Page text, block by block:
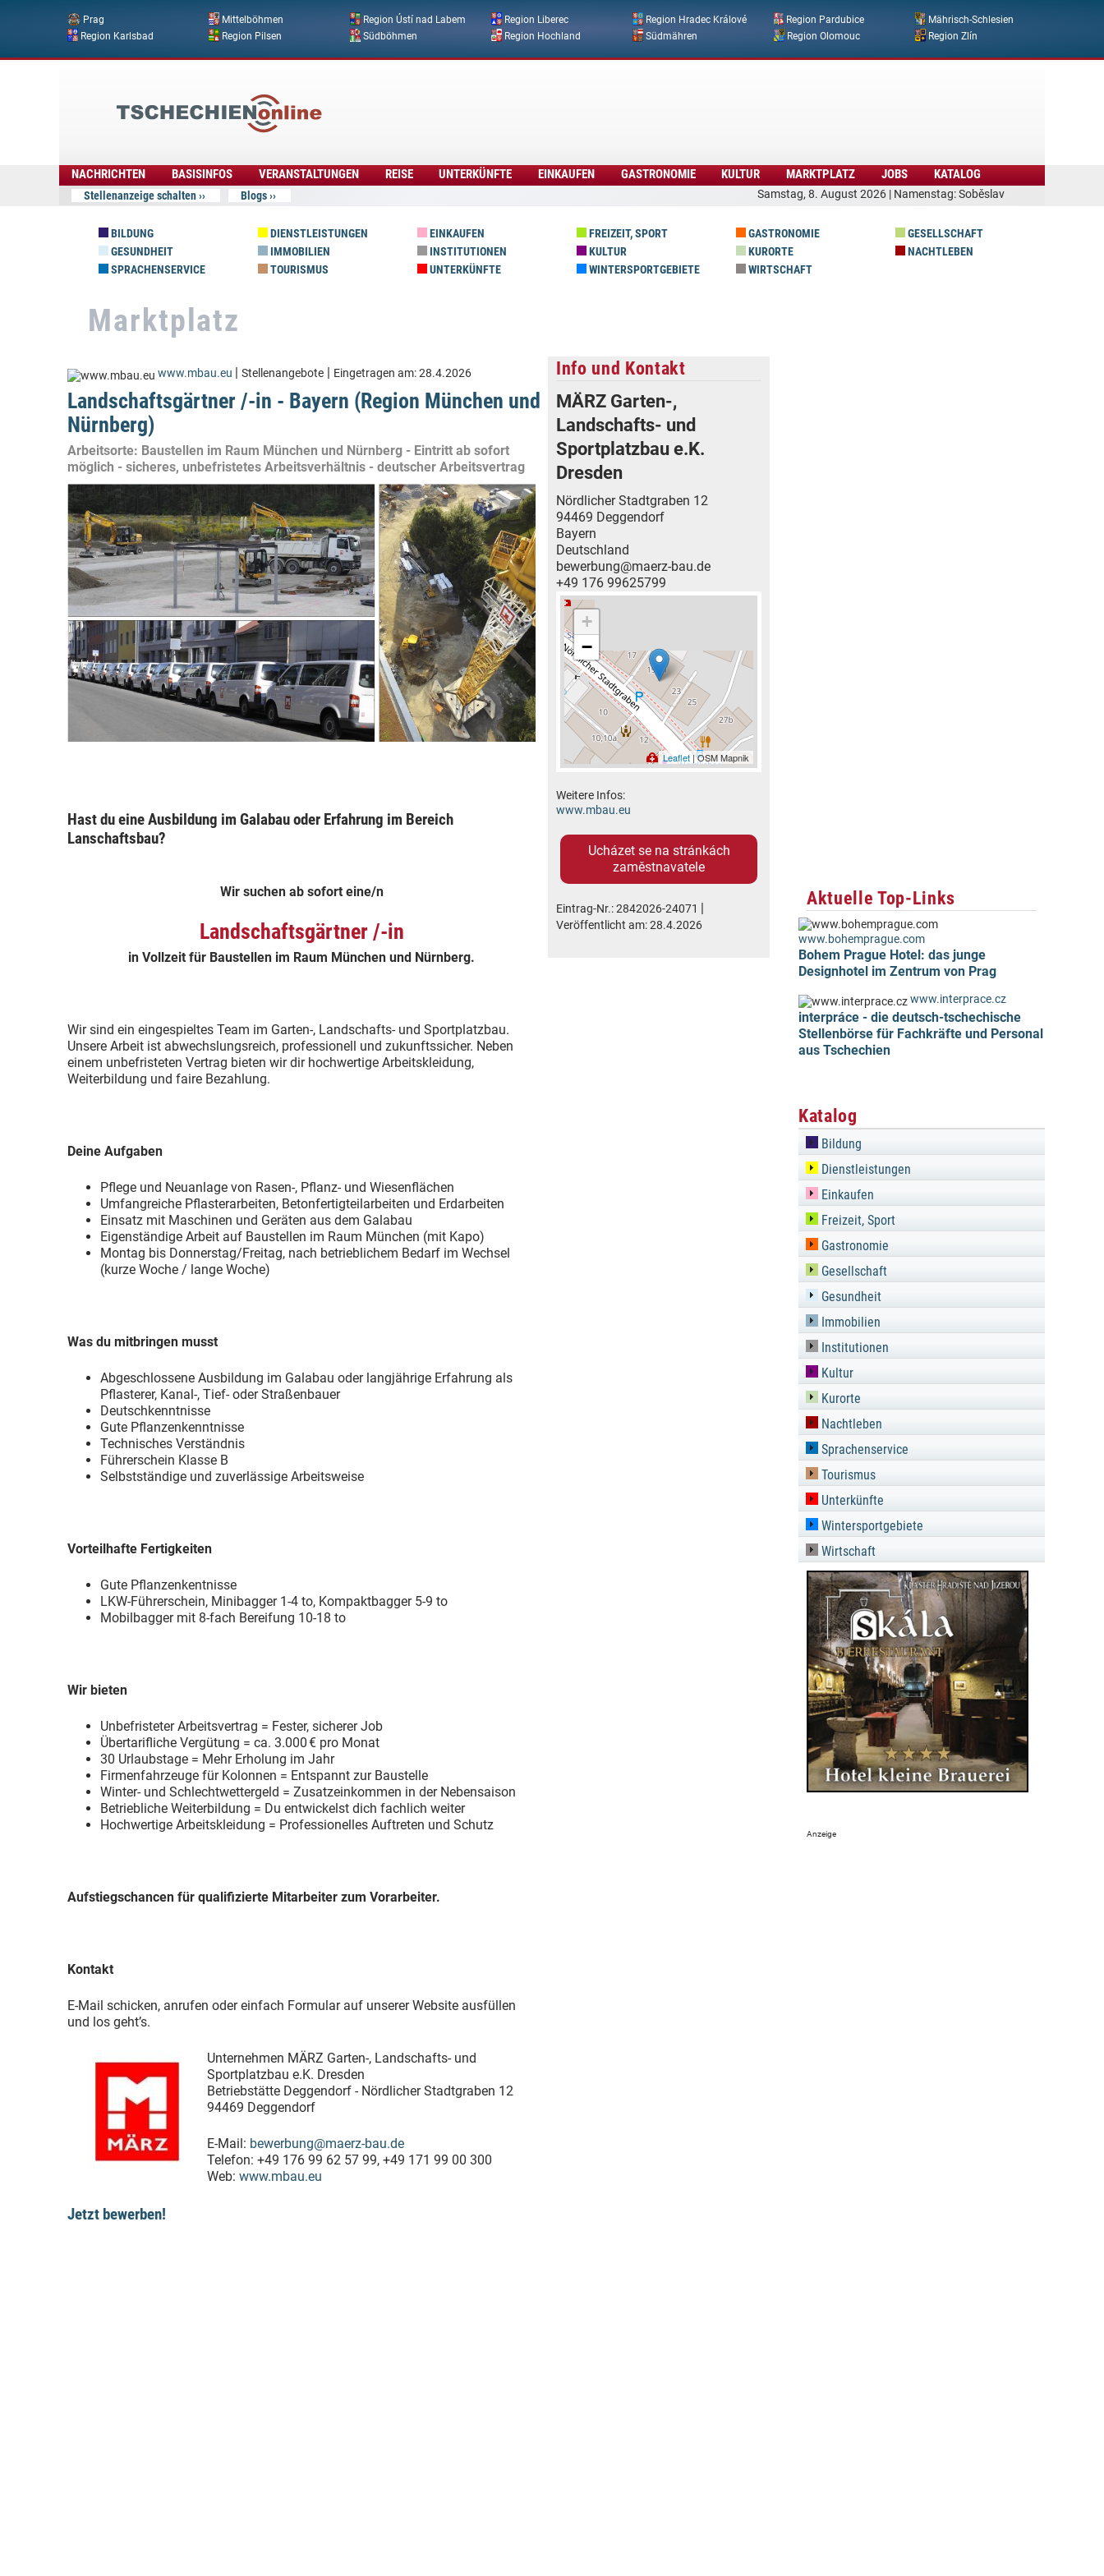
Direkt zum Inhalt
Prag Mittelböhmen Region Ústí nad Labem Region Liberec Region Hradec Králové Region Pardubice
Mährisch-Schlesien
Region Karlsbad
Region Pilsen Südböhmen Region Hochland Südmähren Region Olomouc Region Zlín
Samstag, 8. August 2026 | Namenstag: Soběslav
Online
NACHRICHTEN BASISINFOS VERANSTALTUNGEN REISE UNTERKÜNFTE EINKAUFEN GASTRONOMIE KULTUR MARKTPLATZ JOBS KATALOG
Stellenanzeige schalten Blogs
BILDUNG DIENSTLEISTUNGEN EINKAUFEN FREIZEIT, SPORT GASTRONOMIE
GESELLSCHAFT
GESUNDHEIT
IMMOBILIEN INSTITUTIONEN KULTUR KURORTE
NACHTLEBEN
SPRACHENSERVICE
TOURISMUS UNTERKÜNFTE WINTERSPORTGEBIETE WIRTSCHAFT
Marktplatz
www.mbau.eu | Stellenangebote | Eingetragen am:28.4.2026
Landschaftsgärtner /-in - Bayern (Region München und
Nürnberg)
Arbeitsorte: Baustellen im Raum München und Nürnberg - Eintritt ab sofort
möglich - sicheres, unbefristetes Arbeitsverhältnis - deutscher Arbeitsvertrag
Hast du eine Ausbildung im Galabau oder Erfahrung im Bereich
Lanschaftsbau?
Wir suchen ab sofort eine/n
Landschaftsgärtner /-in
in Vollzeit für Baustellen im Raum München und Nürnberg.
Wir sind ein eingespieltes Team im Garten-, Landschafts- und Sportplatzbau.
Unsere Arbeit ist abwechslungsreich, professionell und zukunftssicher. Neben
einem unbefristeten Vertrag bieten wir dir hochwertige Arbeitskleidung,
Weiterbildung und faire Bezahlung.
Deine Aufgaben
Pflege und Neuanlage von Rasen-, Pflanz- und Wiesenflächen
Umfangreiche Pflasterarbeiten, Betonfertigteilarbeiten und Erdarbeiten
Einsatz mit Maschinen und Geräten aus dem Galabau
Eigenständige Arbeit auf Baustellen im Raum München (mit Kapo)
Montag bis Donnerstag/Freitag, nach betrieblichem Bedarf im Wechsel
(kurze Woche / lange Woche)
Was du mitbringen musst
Abgeschlossene Ausbildung im Galabau oder langjährige Erfahrung als
Pflasterer, Kanal-, Tief- oder Straßenbauer
Deutschkenntnisse
Gute Pflanzenkenntnisse
Technisches Verständnis
Führerschein Klasse B
Selbstständige und zuverlässige Arbeitsweise
Vorteilhafte Fertigkeiten
Gute Pflanzenkentnisse
LKW-Führerschein, Minibagger 1-4 to, Kompaktbagger 5-9 to
Mobilbagger mit 8-fach Bereifung 10-18 to
Wir bieten
Unbefristeter Arbeitsvertrag = Fester, sicherer Job
Übertarifliche Vergütung = ca. 3.000 € pro Monat
30 Urlaubstage = Mehr Erholung im Jahr
Firmenfahrzeuge für Kolonnen = Entspannt zur Baustelle
Winter- und Schlechtwettergeld = Zusatzeinkommen in der Nebensaison
Betriebliche Weiterbildung = Du entwickelst dich fachlich weiter
Hochwertige Arbeitskleidung = Professionelles Auftreten und Schutz
Aufstiegschancen für qualifizierte Mitarbeiter zum Vorarbeiter.
Kontakt
E-Mail schicken, anrufen oder einfach Formular auf unserer Website ausfüllen
und los geht’s.
Unternehmen MÄRZ Garten-, Landschafts- und
Sportplatzbau e.K. Dresden
Betriebstätte Deggendorf - Nördlicher Stadtgraben 12
94469 Deggendorf
E-Mail: bewerbung@maerz-bau.de
Telefon: +49 176 99 62 57 99, +49 171 99 00 300
Web: www.mbau.eu
Jetzt bewerben!
Info und Kontakt
MÄRZ Garten-,
Landschafts- und
Sportplatzbau e.K.
Dresden
Nördlicher Stadtgraben 12
94469 Deggendorf
Bayern
Deutschland
bewerbung@maerz-bau.de
+49 176 99625799
+
−
Leaflet| OSM Mapnik
Weitere Infos:
www.mbau.eu
Ucházet se na stránkách
zaměstnavatele
Eintrag-Nr.:2842026-24071 |
Veröffentlicht am:28.4.2026
Aktuelle Top-Links
www.bohemprague.com
Bohem Prague Hotel: das junge
Designhotel im Zentrum von Prag
www.interprace.cz
interpráce - die deutsch-tschechische
Stellenbörse für Fachkräfte und Personal
aus Tschechien
Katalog
Bildung
Dienstleistungen
Einkaufen
Freizeit, Sport
Gastronomie
Gesellschaft
Gesundheit
Immobilien
Institutionen
Kultur
Kurorte
Nachtleben
Sprachenservice
Tourismus
Unterkünfte
Wintersportgebiete
Wirtschaft